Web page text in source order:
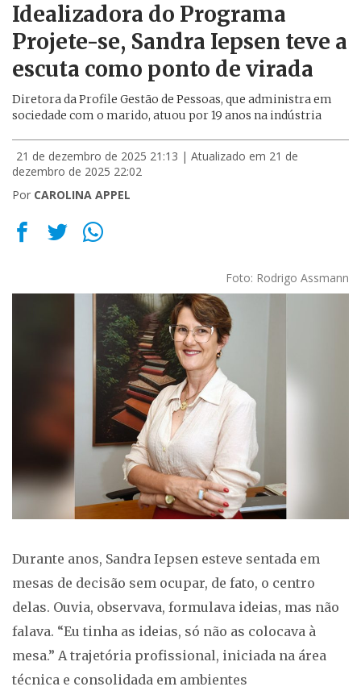
Idealizadora do Programa
Projete-se, Sandra Iepsen teve a
escuta como ponto de virada
Diretora da Profile Gestão de Pessoas, que administra em
sociedade com o marido, atuou por 19 anos na indústria
21 de dezembro de 2025 21:13 | Atualizado em 21 de
dezembro de 2025 22:02
Por CAROLINA APPEL
Foto: Rodrigo Assmann
Durante anos, Sandra Iepsen esteve sentada em
mesas de decisão sem ocupar, de fato, o centro
delas. Ouvia, observava, formulava ideias, mas não
falava. “Eu tinha as ideias, só não as colocava à
mesa.” A trajetória profissional, iniciada na área
técnica e consolidada em ambientes